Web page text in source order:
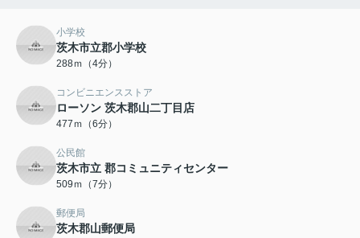
小学校
茨木市立郡小学校
288ｍ（4分）
コンビニエンスストア
ローソン 茨木郡山二丁目店
477ｍ（6分）
公民館
茨木市立 郡コミュニティセンター
509ｍ（7分）
郵便局
茨木郡山郵便局